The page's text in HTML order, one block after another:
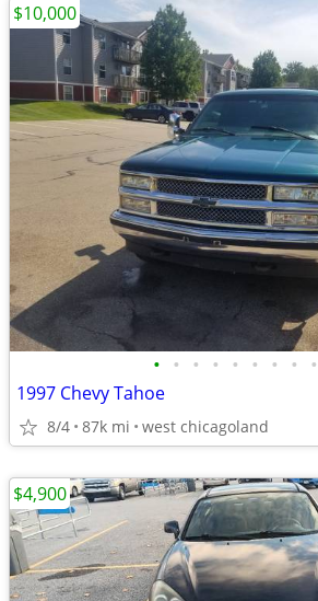
• • • • • • • • •
1997 Chevy Tahoe
8/4 87k mi west chicagoland
$10,000
$4,900